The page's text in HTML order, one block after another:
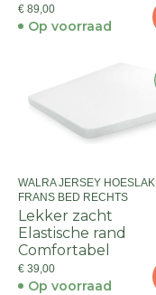
€ 89,00
Op voorraad
WALRA JERSEY
FRANS BED RECHTS
Lekker zacht
Elastische rand
Comfortabel
€ 39,00
Op voorraad